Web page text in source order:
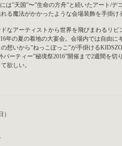
は”天国”〜”生命の方舟”と続いたアート/
る魔法がかかったような会場装飾を手掛け
なアーティストから世界を飛びまわるリ
年の夏の着地の大宴会。会場内では自由
想いから”ねっこぽっこ”が手掛ける
パーティー”秘境祭2016”開催まで2週間を
欲しい。